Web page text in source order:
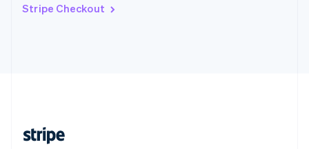
Stripe Checkout
English